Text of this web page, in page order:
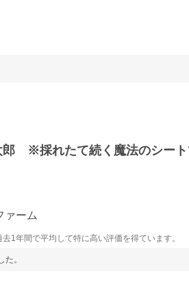
郎 ※採れたて続く魔法のシート
ァーム
1年間で平均して特に高い評価を得ています。
。